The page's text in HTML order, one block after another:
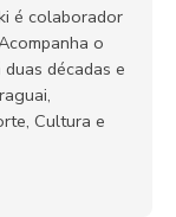
é colaborador
o
décadas e
Cultura e